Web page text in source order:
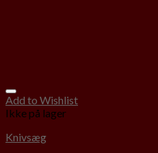
Add to Wishlist
Ikke på lager
Knivsæg